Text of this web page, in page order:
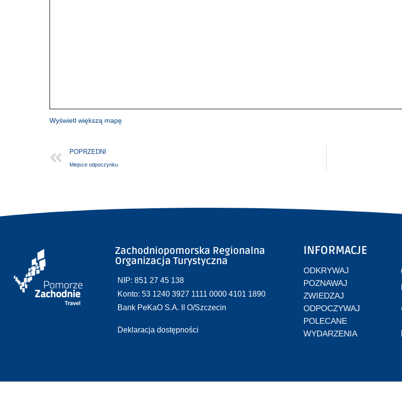
Wyświetl większą mapę
POPRZEDNI
Miejsce odpoczynku
Zachodniopomorska Regionalna
Organizacja Turystyczna
NIP: 851 27 45 138
Konto: 53 1240 3927 1111 0000 4101 1890
Bank PeKaO S.A. II O/Szczecin
Deklaracja dostępności
INFORMACJE
ODKRYWAJ
POZNAWAJ
ZWIEDZAJ
ODPOCZYWAJ
POLECANE
WYDARZENIA